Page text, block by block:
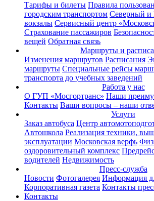
Тарифы и билеты Правила
городским транспортом Северный
вокзалы Сервисный центр
Страхование пассажиров
вещей Обратная связь
Маршруты и
Изменения маршрутов Расписания
маршруты Специальные рейсы
транспорта до учебных заведений
Работа у нас
О ГУП «Мосгортранс» Наши
Контакты Ваши вопросы – наши
Услуги
Заказ автобуса Центр
Автошкола Реализация техники,
эксплуатации Московская верфь
оздоровительный комплекс
водителей Недвижимость
Пресс-служба
Новости Фотогалерея Информация
Корпоративная газета Контакты
Контакты